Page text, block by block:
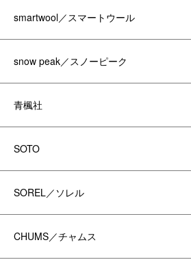
smartwool／スマートウール
snow peak／スノーピーク
青楓社
SOTO
SOREL／ソレル
CHUMS／チャムス